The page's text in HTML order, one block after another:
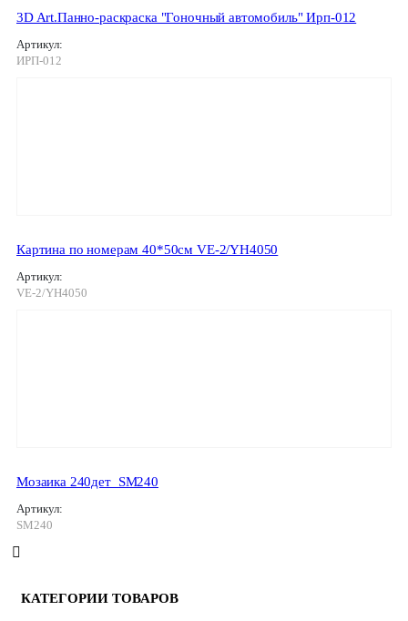
3D Art.Панно-раскраска "Гоночный автомобиль" Ирп-012
Артикул:
ИРП-012
Картина по номерам 40*50см VE-2/YH4050
Артикул:
VE-2/YH4050
Мозаика 240дет_SM240
Артикул:
SM240
КАТЕГОРИИ ТОВАРОВ